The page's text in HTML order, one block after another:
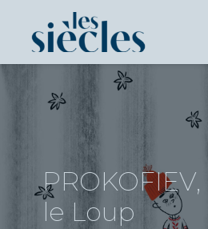
le Loup